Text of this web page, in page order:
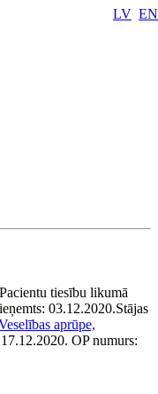
LV EN
tiesību likumā
03.12.2020.Stājas
aprūpe,
OP numurs: